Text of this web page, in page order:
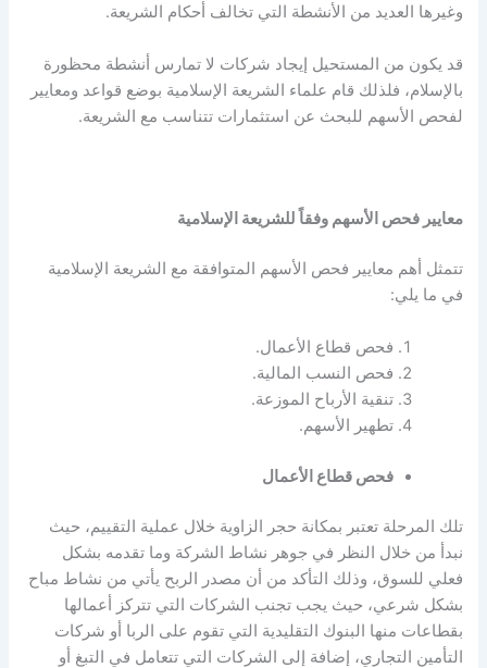
وغيرها العديد من الأنشطة التي تخالف أحكام الشريعة.
قد يكون من المستحيل إيجاد شركات لا تمارس أنشطة محظورة
بالإسلام، فلذلك قام علماء الشريعة الإسلامية بوضع قواعد ومعايير
لفحص الأسهم للبحث عن استثمارات تتناسب مع الشريعة.
معايير فحص الأسهم وفقاً للشريعة الإسلامية
تتمثل أهم معايير فحص الأسهم المتوافقة مع الشريعة الإسلامية
في ما يلي:
فحص قطاع الأعمال.
فحص النسب المالية.
تنقية الأرباح الموزعة.
تطهير الأسهم.
فحص قطاع الأعمال
تلك المرحلة تعتبر بمكانة حجر الزاوية خلال عملية التقييم، حيث
نبدأ من خلال النظر في جوهر نشاط الشركة وما تقدمه بشكل
فعلي للسوق، وذلك التأكد من أن مصدر الربح يأتي من نشاط مباح
بشكل شرعي، حيث يجب تجنب الشركات التي تتركز أعمالها
بقطاعات منها البنوك التقليدية التي تقوم على الربا أو شركات
التأمين التجاري، إضافة إلى الشركات التي تتعامل في التبغ أو